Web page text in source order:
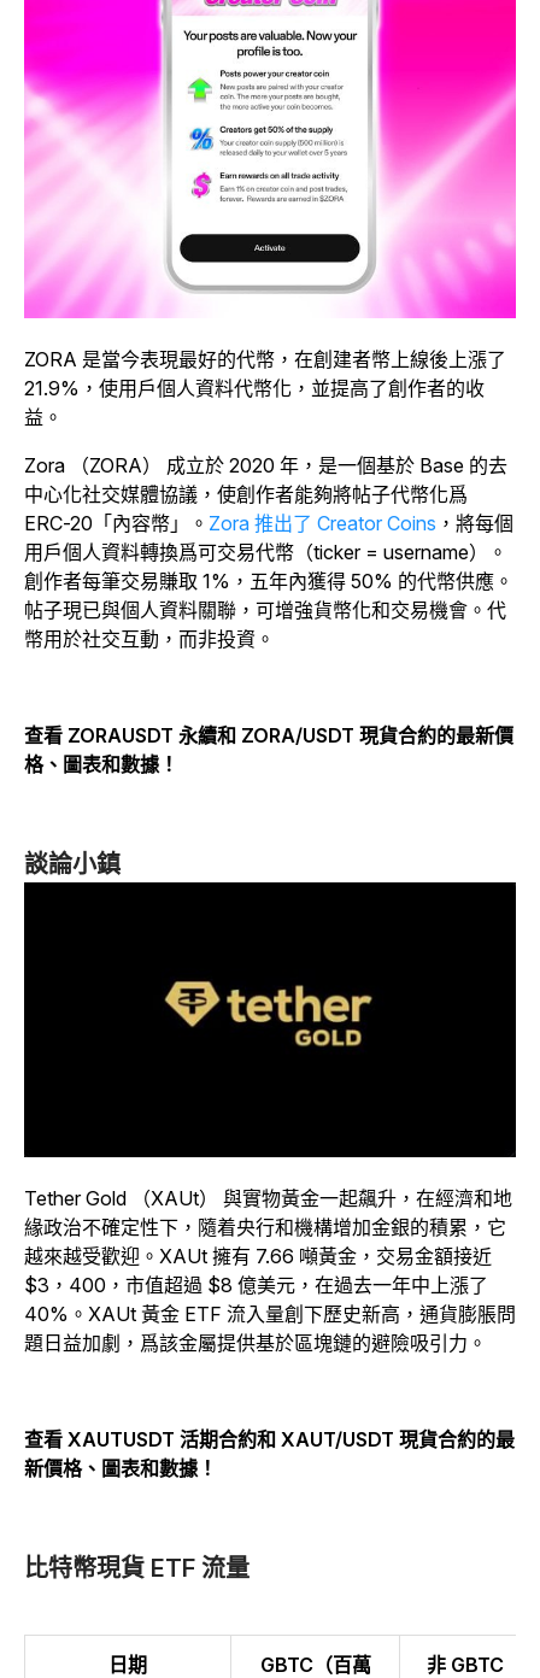
ZORA 是當今表現最好的代幣，在創建者幣上線後上漲了
21.9%，使用戶個人資料代幣化，並提高了創作者的收
益。
Zora （ZORA） 成立於 2020 年，是一個基於 Base 的去
中心化社交媒體協議，使創作者能夠將帖子代幣化爲
ERC-20「內容幣」。 Zora 推出了 Creator Coins ，將每個
用戶個人資料轉換爲可交易代幣（ticker = username）。
創作者每筆交易賺取 1%，五年內獲得 50% 的代幣供應。
帖子現已與個人資料關聯，可增強貨幣化和交易機會。代
幣用於社交互動，而非投資。
查看 ZORAUSDT 永續和 ZORA/USDT 現貨合約的最新價
格、圖表和數據！
談論小鎮
Tether Gold （XAUt） 與實物黃金一起飆升，在經濟和地
緣政治不確定性下，隨着央行和機構增加金銀的積累，它
越來越受歡迎。XAUt 擁有 7.66 噸黃金，交易金額接近
$3，400，市值超過 $8 億美元，在過去一年中上漲了
40%。XAUt 黃金 ETF 流入量創下歷史新高，通貨膨脹問
題日益加劇，爲該金屬提供基於區塊鏈的避險吸引力。
查看 XAUTUSDT 活期合約和 XAUT/USDT 現貨合約的最
新價格、圖表和數據！
比特幣現貨 ETF 流量
日期
GBTC（百萬
非 GBTC（